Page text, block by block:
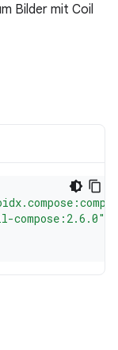
Bilder mit Coil